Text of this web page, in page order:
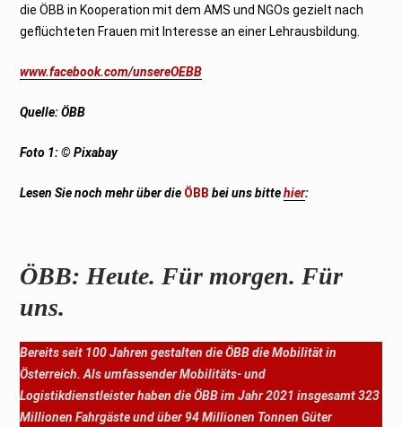
die ÖBB in Kooperation mit dem AMS und NGOs gezielt nach
geflüchteten Frauen mit Interesse an einer Lehrausbildung.
www.facebook.com/unsereOEBB
Quelle: ÖBB
Foto 1: © Pixabay
Lesen Sie noch mehr über die ÖBBbei uns bittehier:
ÖBB: Heute. Für morgen. Für
uns.
Bereits seit 100 Jahren gestalten die ÖBB die Mobilität in
Österreich. Als umfassender Mobilitäts- und
Logistikdienstleister haben die ÖBB im Jahr 2021 insgesamt 323
Millionen Fahrgäste und über 94 Millionen Tonnen Güter